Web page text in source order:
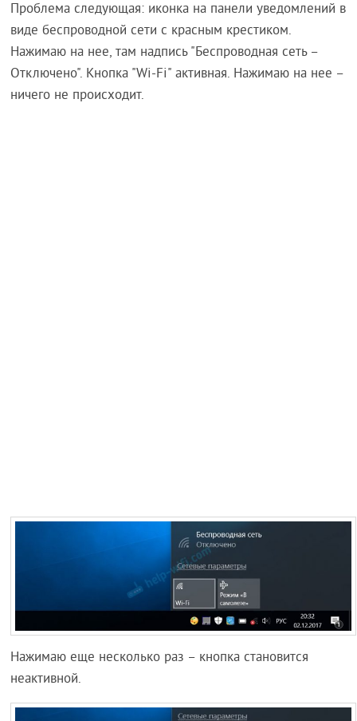
Проблема следующая: иконка на панели уведомлений в
виде беспроводной сети с красным крестиком.
Нажимаю на нее, там надпись "Беспроводная сеть –
Отключено". Кнопка "Wi-Fi" активная. Нажимаю на нее –
ничего не происходит.
Нажимаю еще несколько раз – кнопка становится
неактивной.